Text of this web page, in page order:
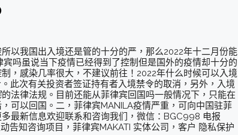
以我国出入境还是管的十分的严，那么2022年十二月份能
吗虽说当下疫情已经得到了控制但是国外的疫情却十分的
，感染几率很大，不建议前往！2022年什么时候可以入境
此次有关投资者签证持有者入境禁令的取消，另外，入境
的法律法规。目前还能从菲律宾回国吗一般情况下，只能在
可以回国。二，菲律宾MANILA疫情严重，可向中国驻菲
最新信息欢迎联系和咨询我们，微信：BGC998 电报
知咨询项目，菲律宾MAKATI 实体公司，客户 隐私保护